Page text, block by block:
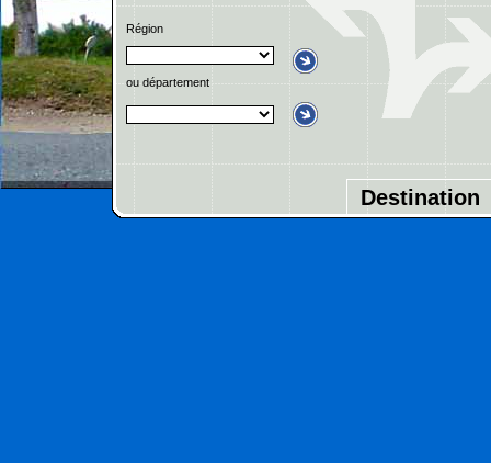
Région
ou département
Destination